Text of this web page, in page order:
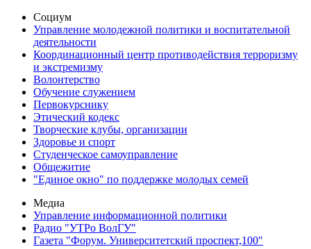
Социум
Управление молодежной политики и воспитательной
деятельности
Координационный центр противодействия терроризму
и экстремизму
Волонтерство
Обучение служением
Первокурснику
Этический кодекс
Творческие клубы, организации
Здоровье и спорт
Студенческое самоуправление
Общежитие
"Единое окно" по поддержке молодых семей
Медиа
Управление информационной политики
Радио "УТРо ВолГУ"
Газета "Форум. Университетский проспект,100"